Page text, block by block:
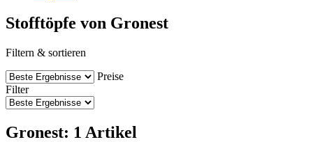
Stofftöpfe von Gronest
Filtern & sortieren
Preise
Filter
Gronest: 1 Artikel